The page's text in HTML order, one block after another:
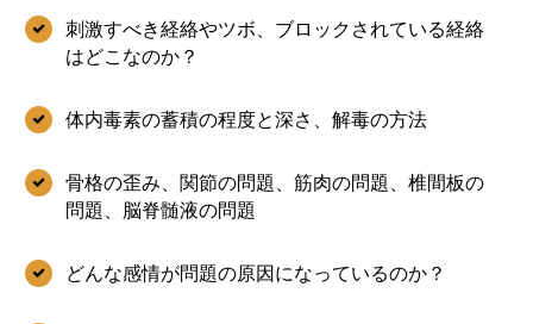
刺激すべき経絡やツボ、ブロックされている経絡
はどこなのか？
体内毒素の蓄積の程度と深さ、解毒の方法
骨格の歪み、関節の問題、筋肉の問題、椎間板の
問題、脳脊髄液の問題
どんな感情が問題の原因になっているのか？